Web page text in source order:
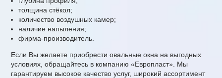
толщина стёкол;
количество воздушных камер;
наличие напыления;
фирма-производитель.
Если Вы желаете приобрести овальные окна на выгодных
условиях, обращайтесь в компанию «Европласт». Мы
гарантируем высокое качество услуг, широкий ассортимент